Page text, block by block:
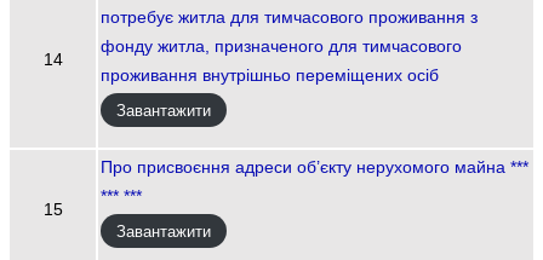
14
потребує житла для тимчасового проживання з
фонду житла, призначеного для тимчасового
проживання внутрішньо переміщених осіб
Завантажити
15
Про присвоєння адреси об’єкту нерухомого майна ***
*** ***
Завантажити